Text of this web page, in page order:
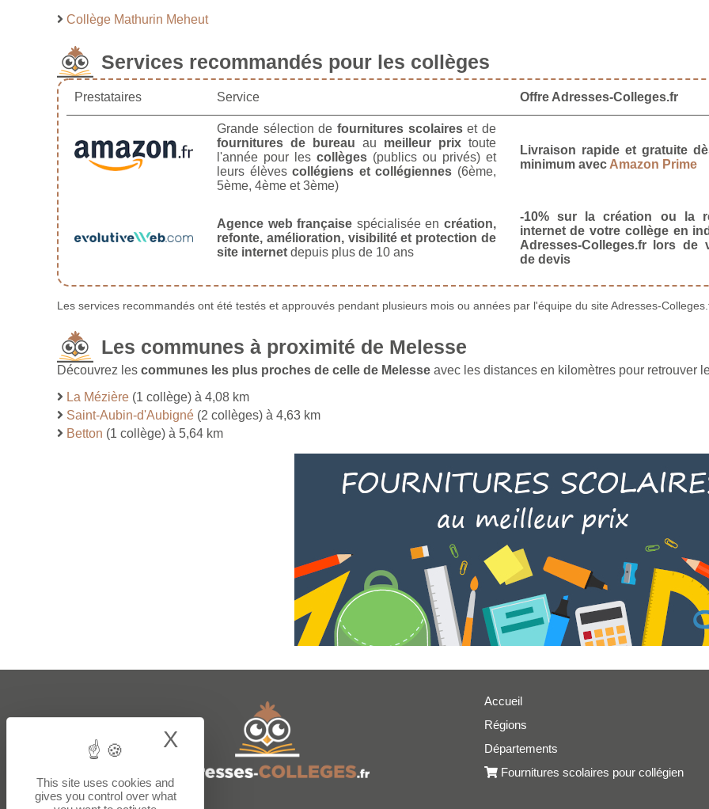
Collège Mathurin Meheut
Services recommandés pour les collèges
Prestataires Service Offre Adresses-Colleges.fr
Grande sélection de fournitures scolaireset de
fournitures de bureau au meilleur prixtoute
l'année pour les collèges(publics ou privés) et
leurs élèvescollégiens et collégiennes (6ème,
5ème, 4ème et 3ème)
Livraison rapide et gratuite
minimum avec Amazon Prime
Agence web française spécialisée en création,
refonte, amélioration, visibilité et protection de
site internet depuis plus de 10 ans
-10% sur la création ou la
internet de votre collège en
Adresses-Colleges.fr lors de
de devis
Les services recommandés ont été testés et approuvés pendant plusieurs mois ou années par l'équipe du site Adresses-
Les communes à proximité de Melesse
Découvrez les communes les plus proches de celle de Melesse avec les distances en kilomètres pour retrouver
La Mézière (1 collège) à 4,08 km
Saint-Aubin-d'Aubigné (2 collèges) à 4,63 km
Betton (1 collège) à 5,64 km
Accueil
Régions
Départements
Fournitures scolaires pour collégien
This site uses cookies and
gives you control over what
X Hide cookie banner